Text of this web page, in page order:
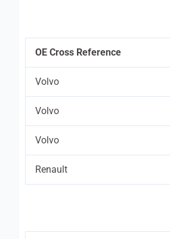
OE Cross Reference
Volvo
Volvo
Volvo
Renault